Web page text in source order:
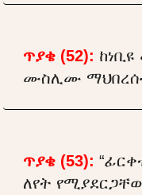
ጥያቄ (52):
ሙስሊሙ
ጥያቄ (53):
ለየት